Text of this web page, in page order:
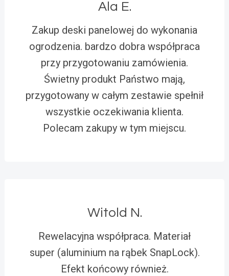
Ala E.
Zakup deski panelowej do wykonania
ogrodzenia. bardzo dobra współpraca
przy przygotowaniu zamówienia.
Świetny produkt Państwo mają,
przygotowany w całym zestawie spełnił
wszystkie oczekiwania klienta.
Polecam zakupy w tym miejscu.
Witold N.
Rewelacyjna współpraca. Materiał
super (aluminium na rąbek SnapLock).
Efekt końcowy również.